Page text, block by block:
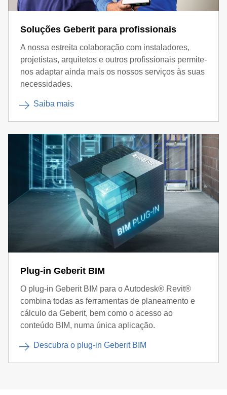
Soluções Geberit para profissionais
A nossa estreita colaboração com instaladores,
projetistas, arquitetos e outros profissionais permite-
nos adaptar ainda mais os nossos serviços às suas
necessidades.
Saiba mais
Plug-in Geberit BIM
O plug-in Geberit BIM para o Autodesk® Revit®
combina todas as ferramentas de planeamento e
cálculo da Geberit, bem como o acesso ao
conteúdo BIM, numa única aplicação.
Descubra o plug-in Geberit BIM